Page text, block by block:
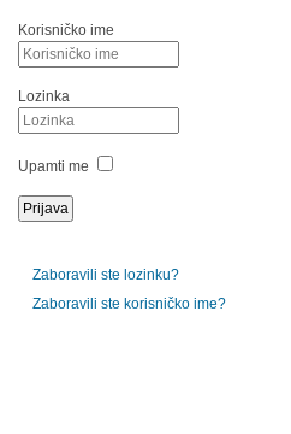
Korisničko ime
Lozinka
Upamti me
Zaboravili ste lozinku?
Zaboravili ste korisničko ime?